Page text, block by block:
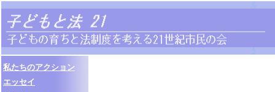
私たちのアクション
エッセイ